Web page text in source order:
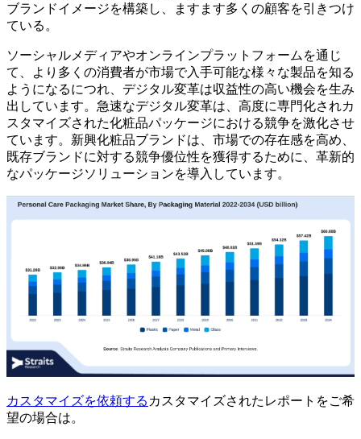
ブランドイメージを構築し、ますます多くの顧客を引きつけ
ている。
ソーシャルメディアやオンラインプラットフォームを通じ
て、より多くの消費者が市場で入手可能な様々な製品を知る
ようになるにつれ、デジタル変革は収益性の高い機会を生み
出しています。急速なデジタル変革は、高度に専門化されカ
スタマイズされた化粧品パッケージにおける競争を激化させ
ています。新興化粧品ブランドは、市場での存在感を高め、
既存ブランドに対する競争優位性を獲得するために、革新的
なパッケージソリューションを導入しています。
カスタマイズを依頼する カスタマイズされたレポートをご希
望の場合は。